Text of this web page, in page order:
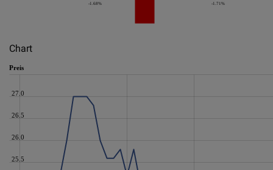
-1.68%
-1.71%
Chart
Preis
25.5
26.0
26.5
27.0